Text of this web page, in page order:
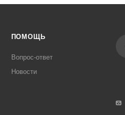
ПОМОЩЬ
Вопрос-ответ
Новости